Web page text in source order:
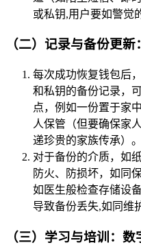
或私钥,用户要如警觉
（二）记录与备份更
每次成功恢复钱包后
和私钥的备份记录，
点，例如一份置于家
人保管（但要确保家
递珍贵的家族传承）。
对于备份的介质，如
防火、防损坏，如同
如医生般检查存储设
导致备份丢失,如同维
（三）学习与培训：